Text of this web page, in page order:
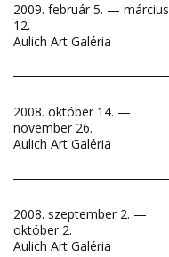
2009. február 5. — március
12.
Aulich Art Galéria
2008. október 14. —
november 26.
Aulich Art Galéria
2008. szeptember 2. —
október 2.
Aulich Art Galéria